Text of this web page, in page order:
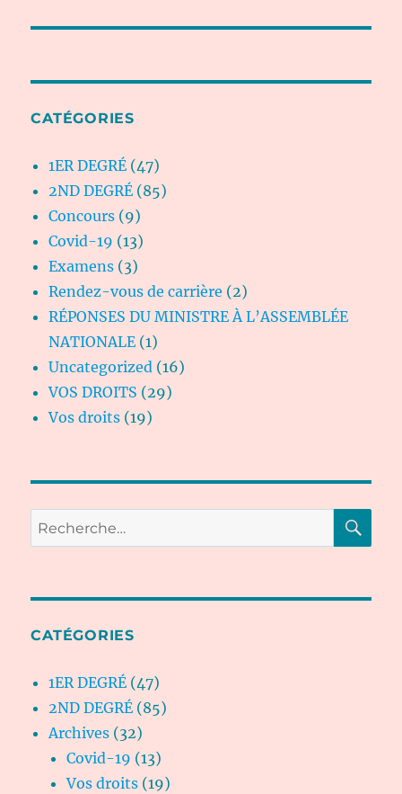
CATÉGORIES
1ER DEGRÉ (47)
2ND DEGRÉ (85)
Concours (9)
Covid-19 (13)
Examens (3)
Rendez-vous de carrière (2)
RÉPONSES DU MINISTRE À L’ASSEMBLÉE
NATIONALE (1)
Uncategorized (16)
VOS DROITS (29)
Vos droits (19)
Recherche
pour :
CATÉGORIES
1ER DEGRÉ (47)
2ND DEGRÉ (85)
Archives (32)
Covid-19 (13)
Vos droits (19)